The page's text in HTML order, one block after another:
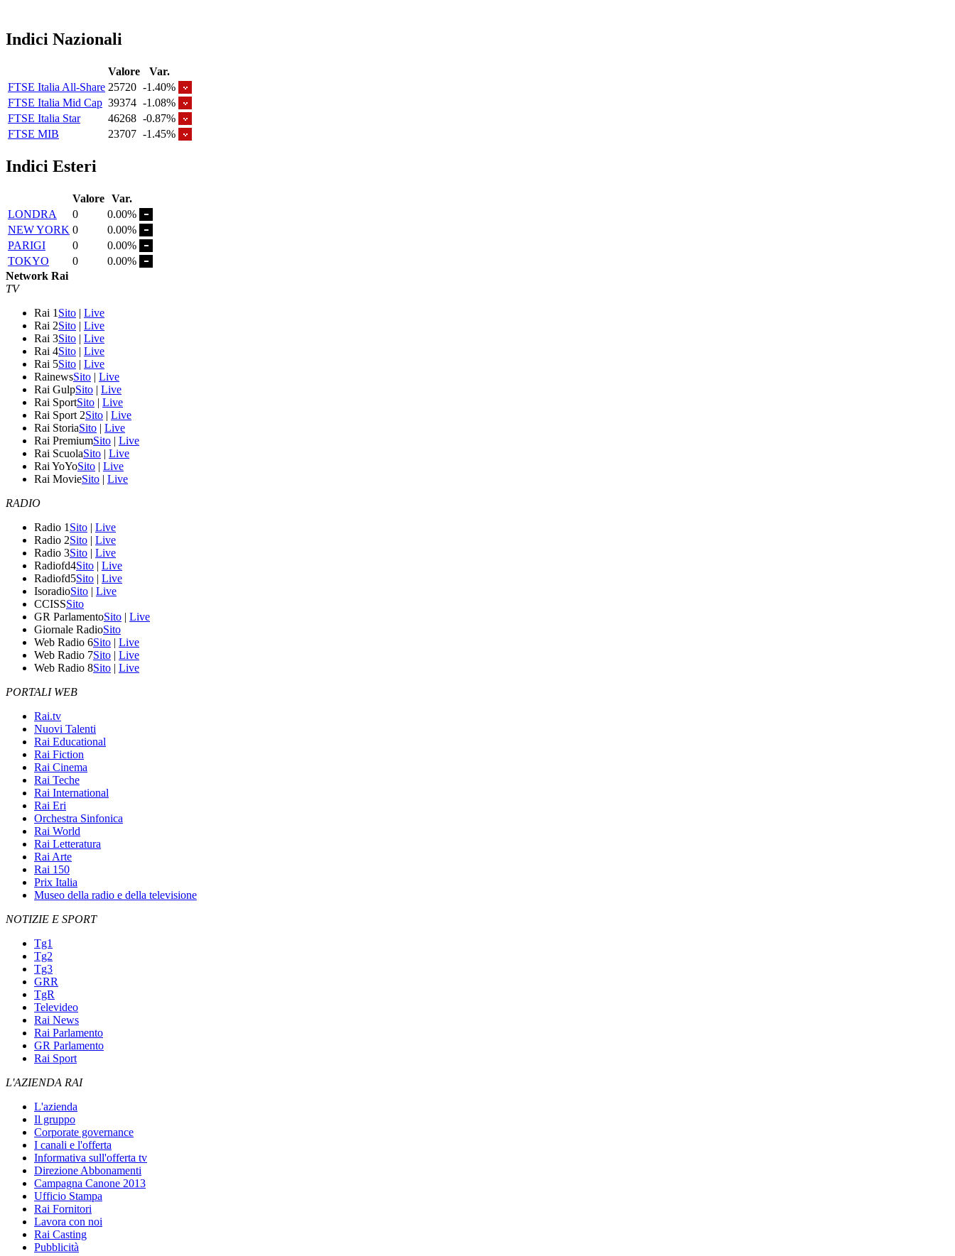
Indici Nazionali
Valore
Var.
FTSE Italia All-Share 25720 -1.40%
FTSE Italia Mid Cap 39374 -1.08%
FTSE Italia Star
46268 -0.87%
FTSE MIB
23707 -1.45%
Indici Esteri
Valore Var.
LONDRA
0
0.00%
NEW YORK 0
0.00%
PARIGI
0
0.00%
TOKYO
0
0.00%
Network Rai
TV
Rai 1 Sito | Live
Rai 2Sito | Live
Rai 3Sito | Live
Rai 4Sito | Live
Rai 5Sito | Live
RainewsSito | Live
Rai GulpSito | Live
Rai SportSito | Live
Rai Sport 2Sito | Live
Rai StoriaSito | Live
Rai PremiumSito | Live
Rai ScuolaSito | Live
Rai YoYoSito | Live
Rai MovieSito | Live
RADIO
Radio 1 Sito | Live
Radio 2Sito | Live
Radio 3Sito | Live
Radiofd4Sito | Live
Radiofd5Sito | Live
IsoradioSito | Live
CCISSSito
GR ParlamentoSito | Live
Giornale RadioSito
Web Radio 6Sito | Live
Web Radio 7Sito | Live
Web Radio 8Sito | Live
PORTALI WEB
Rai.tv
Nuovi Talenti
Rai Educational
Rai Fiction
Rai Cinema
Rai Teche
Rai International
Rai Eri
Orchestra Sinfonica
Rai World
Rai Letteratura
Rai Arte
Rai 150
Prix Italia
Museo della radio e della televisione
NOTIZIE E SPORT
Tg1
Tg2
Tg3
GRR
TgR
Televideo
Rai News
Rai Parlamento
GR Parlamento
Rai Sport
L'AZIENDA RAI
L'azienda
Il gruppo
Corporate governance
I canali e l'offerta
Informativa sull'offerta tv
Direzione Abbonamenti
Campagna Canone 2013
Ufficio Stampa
Rai Fornitori
Lavora con noi
Rai Casting
Pubblicità